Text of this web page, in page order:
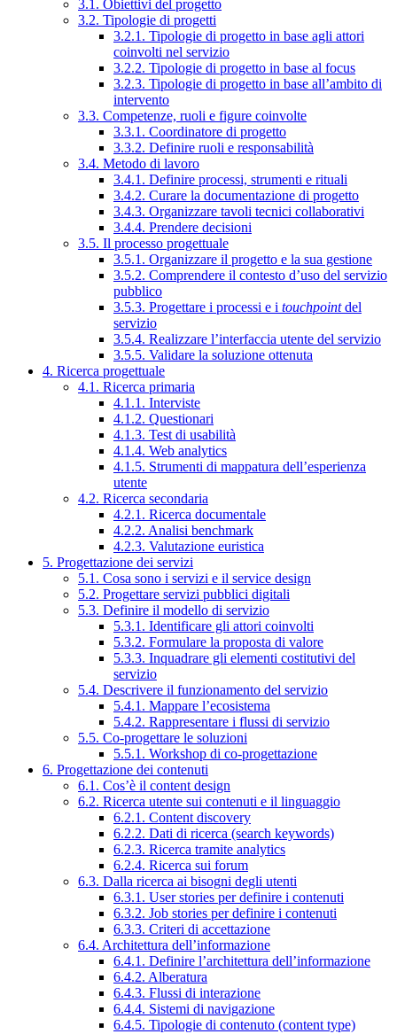
3.1. Obiettivi del progetto
3.2. Tipologie di progetti
3.2.1. Tipologie di progetto in base agli attori
coinvolti nel servizio
3.2.2. Tipologie di progetto in base al focus
3.2.3. Tipologie di progetto in base all’ambito di
intervento
3.3. Competenze, ruoli e figure coinvolte
3.3.1. Coordinatore di progetto
3.3.2. Definire ruoli e responsabilità
3.4. Metodo di lavoro
3.4.1. Definire processi, strumenti e rituali
3.4.2. Curare la documentazione di progetto
3.4.3. Organizzare tavoli tecnici collaborativi
3.4.4. Prendere decisioni
3.5. Il processo progettuale
3.5.1. Organizzare il progetto e la sua gestione
3.5.2. Comprendere il contesto d’uso del servizio
pubblico
3.5.3. Progettare i processi e i touchpointdel
servizio
3.5.4. Realizzare l’interfaccia utente del servizio
3.5.5. Validare la soluzione ottenuta
4. Ricerca progettuale
4.1. Ricerca primaria
4.1.1. Interviste
4.1.2. Questionari
4.1.3. Test di usabilità
4.1.4. Web analytics
4.1.5. Strumenti di mappatura dell’esperienza
utente
4.2. Ricerca secondaria
4.2.1. Ricerca documentale
4.2.2. Analisi benchmark
4.2.3. Valutazione euristica
5. Progettazione dei servizi
5.1. Cosa sono i servizi e il service design
5.2. Progettare servizi pubblici digitali
5.3. Definire il modello di servizio
5.3.1. Identificare gli attori coinvolti
5.3.2. Formulare la proposta di valore
5.3.3. Inquadrare gli elementi costitutivi del
servizio
5.4. Descrivere il funzionamento del servizio
5.4.1. Mappare l’ecosistema
5.4.2. Rappresentare i flussi di servizio
5.5. Co-progettare le soluzioni
5.5.1. Workshop di co-progettazione
6. Progettazione dei contenuti
6.1. Cos’è il content design
6.2. Ricerca utente sui contenuti e il linguaggio
6.2.1. Content discovery
6.2.2. Dati di ricerca (search keywords)
6.2.3. Ricerca tramite analytics
6.2.4. Ricerca sui forum
6.3. Dalla ricerca ai bisogni degli utenti
6.3.1. User stories per definire i contenuti
6.3.2. Job stories per definire i contenuti
6.3.3. Criteri di accettazione
6.4. Architettura dell’informazione
6.4.1. Definire l’architettura dell’informazione
6.4.2. Alberatura
6.4.3. Flussi di interazione
6.4.4. Sistemi di navigazione
6.4.5. Tipologie di contenuto (content type)